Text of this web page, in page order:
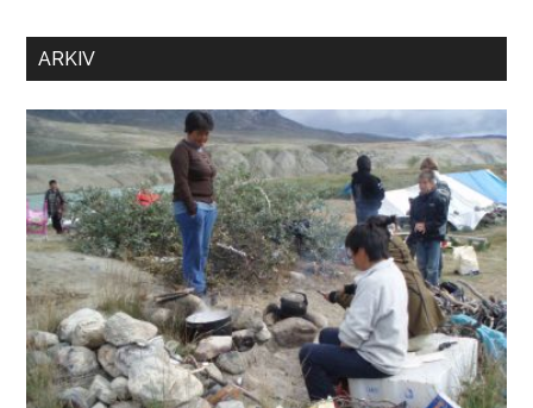
i
Kelter-
udstillingen
på
Moesgaard
ARKIV